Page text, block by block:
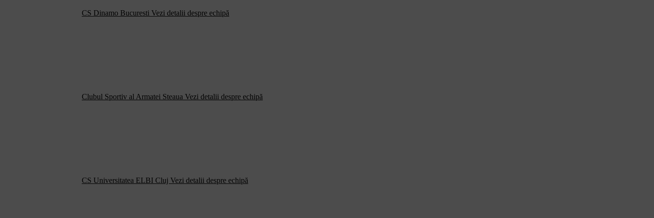
CS Dinamo Bucuresti Vezi detalii despre echipă
Clubul Sportiv al Armatei Steaua Vezi detalii despre echipă
CS Universitatea ELBI Cluj Vezi detalii despre echipă